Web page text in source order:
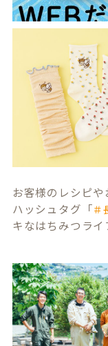
お客様のレシピや
ハッシュタグ「＃
キなはちみつラ